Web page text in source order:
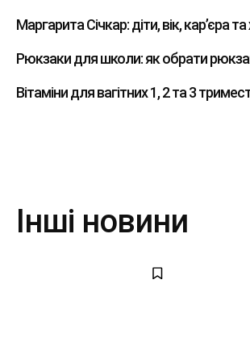
Маргарита Січкар: діти, вік, кар’єра
Рюкзаки для школи: як обрати
Вітаміни для вагітних 1, 2 та 3
Інші новини